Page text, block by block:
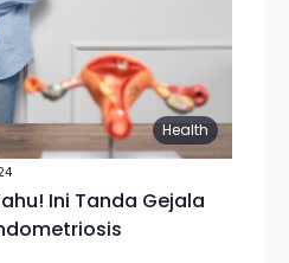
Health
Ini Tanda Gejala